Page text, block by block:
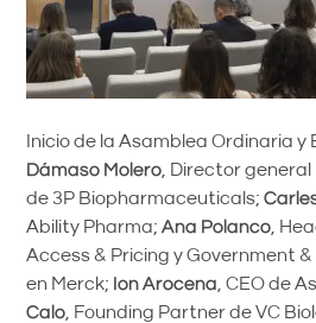
Inicio de la Asamblea Ordinaria
Dámaso Molero , Director general
de 3P Biopharmaceuticals;
Ability Pharma;Ana Polanco ,
Access & Pricing y Government
en Merck; Ion Arocena , CEO de
Calo , Founding Partner de VC